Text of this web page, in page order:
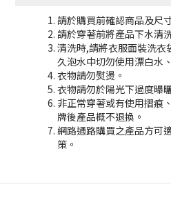
請於購買前確認商品及尺
請於穿著前將產品下水清
清洗時,請將衣服面裝洗衣
久泡水中切勿使用漂白水
衣物請勿熨燙。
衣物請勿於陽光下過度曝
非正常穿著或有使用摺痕
牌後產品概不退換。
網路通路購買之產品方可
策。